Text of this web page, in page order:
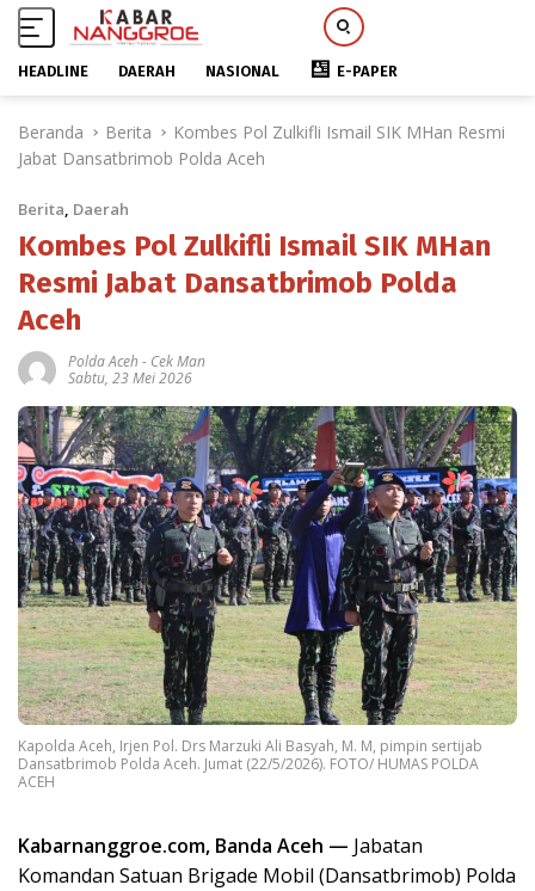
HEADLINE DAERAH NASIONAL E-PAPER
Beranda Berita
Kombes Pol Zulkifli Ismail SIK MHan Resmi
Jabat Dansatbrimob Polda Aceh
Berita, Daerah
Kombes Pol Zulkifli Ismail SIK MHan
Resmi Jabat Dansatbrimob Polda
Aceh
Polda Aceh - Cek Man
Sabtu, 23 Mei 2026
Kapolda Aceh, Irjen Pol. Drs Marzuki Ali Basyah, M. M, pimpin sertijab
Dansatbrimob Polda Aceh. Jumat (22/5/2026). FOTO/ HUMAS POLDA
ACEH
Kabarnanggroe.com, Banda Aceh — Jabatan
Komandan Satuan Brigade Mobil (Dansatbrimob) Polda